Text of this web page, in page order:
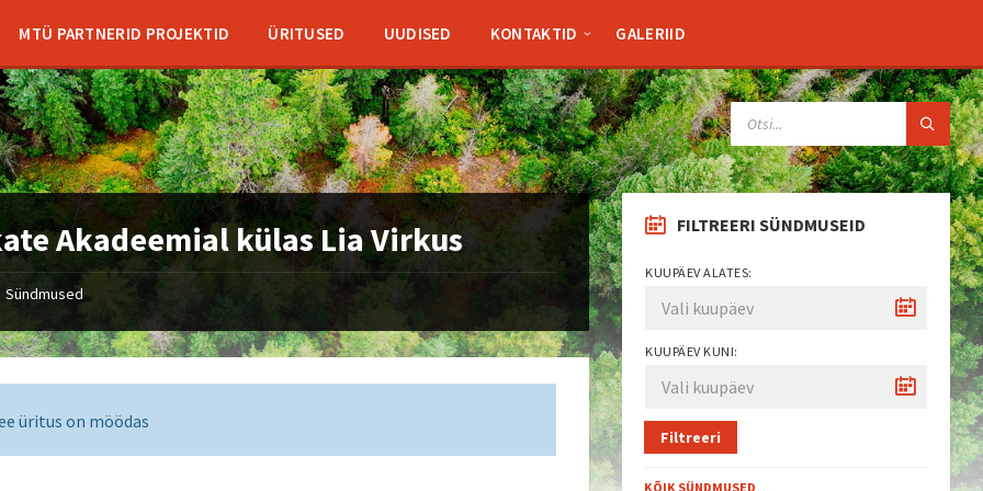
MTÜ PARTNERID PROJEKTID ÜRITUSED UUDISED KONTAKTID GALERIID
SEARCH:
Akadeemial külas Lia Virkus
Sündmused
üritus on möödas
FILTREERI SÜNDMUSEID
KUUPÄEV ALATES:
KUUPÄEV KUNI:
Filtreeri
KÕIK SÜNDMUSED